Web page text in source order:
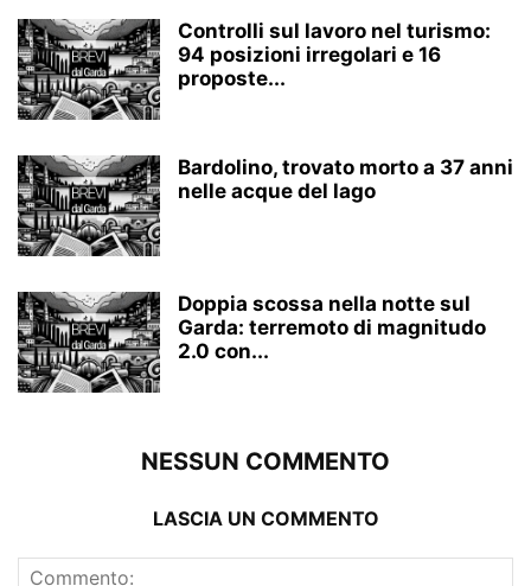
Controlli sul lavoro nel turismo:
94 posizioni irregolari e 16
proposte...
Bardolino, trovato morto a 37 anni
nelle acque del lago
Doppia scossa nella notte sul
Garda: terremoto di magnitudo
2.0 con...
NESSUN COMMENTO
LASCIA UN COMMENTO